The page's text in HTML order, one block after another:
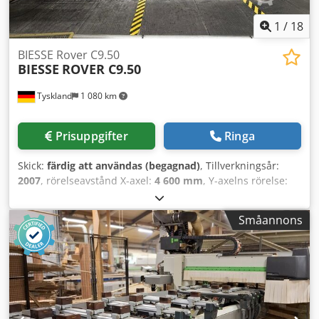
1 / 18
Tyskland 1 080 km
BIESSE Rover C9.50
BIESSE ROVER C9.50
Prisuppgifter Ringa
Skick: färdig att användas (begagnad), Tillverkningsår:
2007, rörelseavstånd X-axel: 4 600 mm, Y-axelns rörelse:
, rörelseavstånd Z-axel:
Denna 5-axliga Biesse Rover C9.50 tillverkades år 2007.
Den har ett stort arbetsområde (X=4600 mm, Y=1935 mm,
Z=275 mm), ett automatiskt smörjsystem och en styrenhet
för 5-axlig interpolering. Maskinen har ett vakuumsystem,
ett transportband för spånborttagning och en
vätskekylningsenhet. Om du är ute efter högkvalitativ CNC-
bearbetning, överväg då Biesse Rover C9.50-maskinen som
vi har till salu. Kontakta oss för mer information.
Småannons